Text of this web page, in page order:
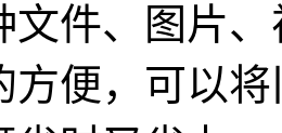
文件、图片
方便，可以